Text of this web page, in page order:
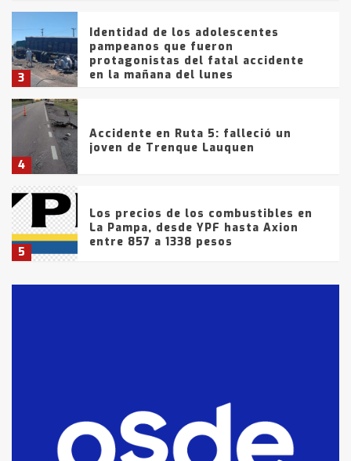
3
Identidad de los adolescentes
pampeanos que fueron
protagonistas del fatal accidente
en la mañana del lunes
4
Accidente en Ruta 5: falleció un
joven de Trenque Lauquen
5
Los precios de los combustibles en
La Pampa, desde YPF hasta Axion
entre 857 a 1338 pesos
fueron detenidos por
comercialización de drogas en la
tarde del sábado